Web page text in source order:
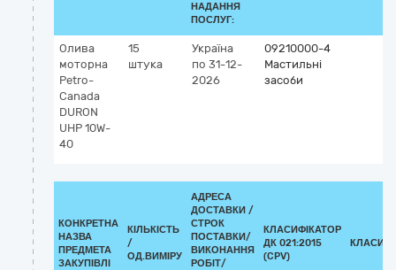
НАДАННЯ
ПОСЛУГ:
Олива
моторна
Petro-
Canada
DURON
UHP 10W-
40
15
штука
Україна
по 31-12-
2026
09210000-4
Мастильні
засоби
КОНКРЕТНА
НАЗВА
ПРЕДМЕТА
ЗАКУПІВЛІ
КІЛЬКІСТЬ
/
ОД.ВИМІРУ
АДРЕСА
ДОСТАВКИ /
СТРОК
ПОСТАВКИ/
ВИКОНАННЯ
РОБІТ/
КЛАСИФІКАТОР
ДК 021:2015
(CPV)